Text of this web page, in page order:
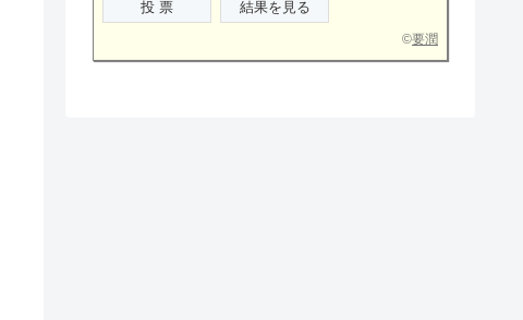
©要潤